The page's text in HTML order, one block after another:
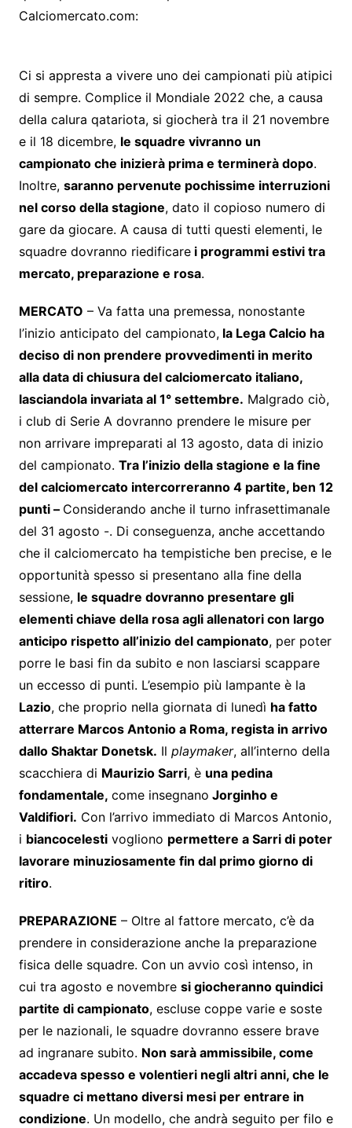
Calciomercato.com:
Ci si appresta a vivere uno dei campionati più atipici
di sempre. Complice il Mondiale 2022 che, a causa
della calura qatariota, si giocherà tra il 21 novembre
e il 18 dicembre, le squadre vivranno un
campionato che inizierà prima e terminerà dopo.
Inoltre, saranno pervenute pochissime interruzioni
nel corso della stagione, dato il copioso numero di
gare da giocare. A causa di tutti questi elementi, le
squadre dovranno riedificarei programmi estivi tra
mercato, preparazione e rosa.
MERCATO – Va fatta una premessa, nonostante
l’inizio anticipato del campionato,la Lega Calcio ha
deciso di non prendere provvedimenti in merito
alla data di chiusura del calciomercato italiano,
lasciandola invariata al 1° settembre. Malgrado ciò,
i club di Serie A dovranno prendere le misure per
non arrivare impreparati al 13 agosto, data di inizio
del campionato. Tra l’inizio della stagione e la fine
del calciomercato intercorreranno 4 partite, ben 12
punti – Considerando anche il turno infrasettimanale
del 31 agosto -. Di conseguenza, anche accettando
che il calciomercato ha tempistiche ben precise, e le
opportunità spesso si presentano alla fine della
sessione, le squadre dovranno presentare gli
elementi chiave della rosa agli allenatori con largo
anticipo rispetto all’inizio del campionato, per poter
porre le basi fin da subito e non lasciarsi scappare
un eccesso di punti. L’esempio più lampante è la
Lazio, che proprio nella giornata di lunedì ha fatto
atterrare Marcos Antonio a Roma, regista in arrivo
dallo Shaktar Donetsk. Il playmaker, all’interno della
scacchiera di Maurizio Sarri, è una pedina
fondamentale, come insegnano Jorginho e
Valdifiori. Con l’arrivo immediato di Marcos Antonio,
i biancocelestivogliono permettere a Sarri di poter
lavorare minuziosamente fin dal primo giorno di
ritiro.
PREPARAZIONE – Oltre al fattore mercato, c’è da
prendere in considerazione anche la preparazione
fisica delle squadre. Con un avvio così intenso, in
cui tra agosto e novembre si giocheranno quindici
partite di campionato, escluse coppe varie e soste
per le nazionali, le squadre dovranno essere brave
ad ingranare subito. Non sarà ammissibile, come
accadeva spesso e volentieri negli altri anni, che le
squadre ci mettano diversi mesi per entrare in
condizione. Un modello, che andrà seguito per filo e